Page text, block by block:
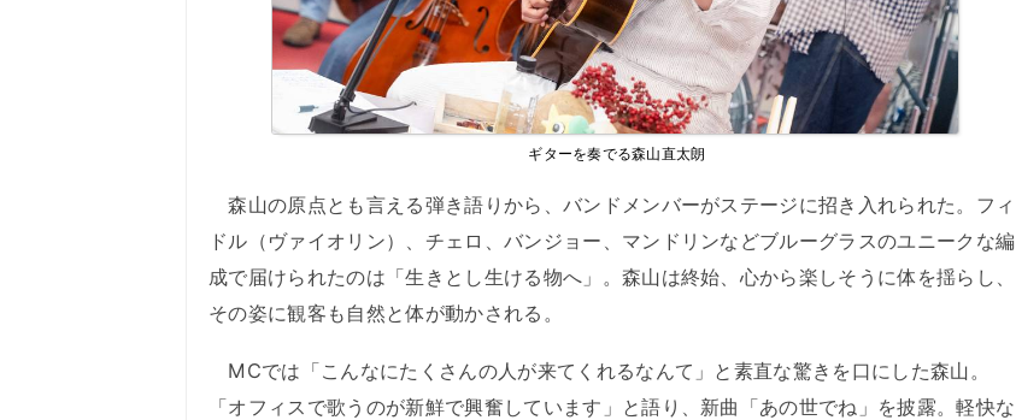
ギターを奏でる森山直太朗
森山の原点とも言える弾き語りから、バンドメンバーがステージに招き入れられた。フィ
ドル（ヴァイオリン）、チェロ、バンジョー、マンドリンなどブルーグラスのユニークな編
成で届けられたのは「生きとし生ける物へ」。森山は終始、心から楽しそうに体を揺らし、
その姿に観客も自然と体が動かされる。
MCでは「こんなにたくさんの人が来てくれるなんて」と素直な驚きを口にした森山。
「オフィスで歌うのが新鮮で興奮しています」と語り、新曲「あの世でね」を披露。軽快な